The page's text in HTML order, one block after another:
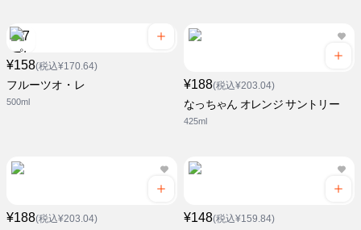
¥158(税込¥170.64)
フルーツオ・レ
500ml
¥188(税込¥203.04)
なっちゃん オレンジ サントリー
425ml
¥188(税込¥203.04) ¥148(税込¥159.84)